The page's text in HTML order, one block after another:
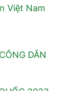
Việt Nam
DÂN